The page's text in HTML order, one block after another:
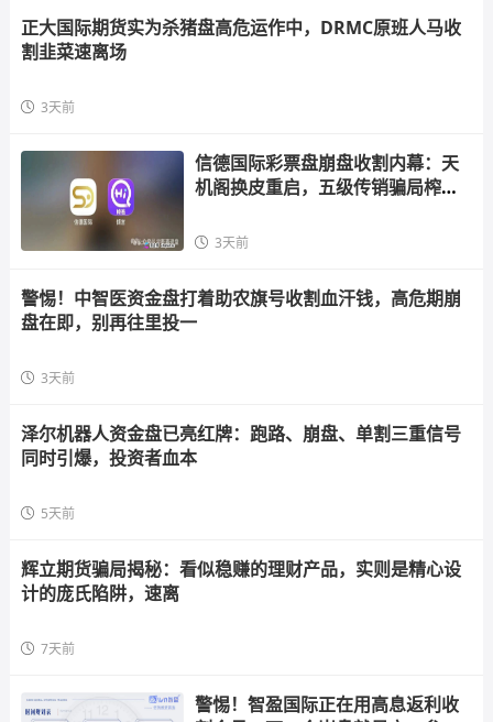
正大国际期货实为杀猪盘高危运作中，DRMC原班人马收
割韭菜速离场
3天前
信德国际彩票盘崩盘收割内幕：天
机阁换皮重启，五级传销骗局榨干
3天前
警惕！中智医资金盘打着助农旗号收割血汗钱，高危期崩
盘在即，别再往里投一
3天前
泽尔机器人资金盘已亮红牌：跑路、崩盘、单割三重信号
同时引爆，投资者血本
5天前
辉立期货骗局揭秘：看似稳赚的理财产品，实则是精心设
计的庞氏陷阱，速离
7天前
警惕！智盈国际正在用高息返利收